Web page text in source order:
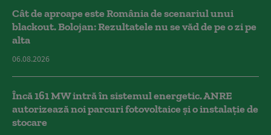
Cât de aproape este România de scenariul unui
blackout. Bolojan: Rezultatele nu se văd de pe o zi pe
alta
06.08.2026
Încă 161 MW intră în sistemul energetic. ANRE
autorizează noi parcuri fotovoltaice și o instalație de
stocare